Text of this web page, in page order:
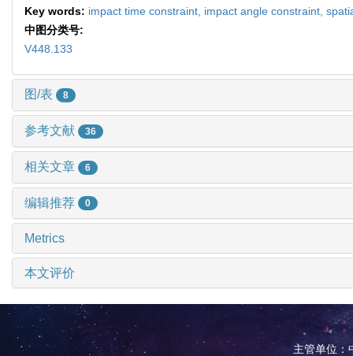
Key words: impact time constraint, impact angle constraint,
中图分类号:
V448.133
图/表 8
参考文献 36
相关文章 6
编辑推荐 0
Metrics
本文评价
主管单位：